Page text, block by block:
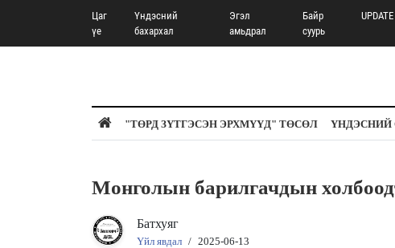
Цаг
үе
Үндэсний
бахархал
Эгэл
амьдрал
Байр
суурь
UPDATE
"ТӨРД ЗҮТГЭСЭН ЭРХМҮҮД" ТӨСӨЛ ҮНДЭСНИЙ
Монголын барилгачдын
Батхуяг
Үйл явдал / 2025-06-13